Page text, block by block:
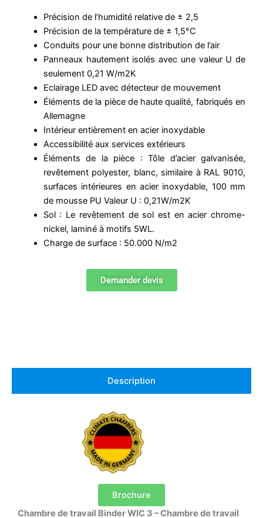
Précision de l’humidité relative de ± 2,5
Précision de la température de ± 1,5°C
Conduits pour une bonne distribution de l’air
Panneaux hautement isolés avec une valeur U de
seulement 0,21 W/m2K
Eclairage LED avec détecteur de mouvement
Éléments de la pièce de haute qualité, fabriqués en
Allemagne
Intérieur entièrement en acier inoxydable
Accessibilité aux services extérieurs
Éléments de la pièce : Tôle d’acier galvanisée,
revêtement polyester, blanc, similaire à RAL 9010,
surfaces intérieures en acier inoxydable, 100 mm
de mousse PU Valeur U : 0,21W/m2K
Sol : Le revêtement de sol est en acier chrome-
nickel, laminé à motifs 5WL.
Charge de surface : 50.000 N/m2
Demander devis
Description
Brochure
Chambre de travail Binder WIC 3 – Chambre de travail